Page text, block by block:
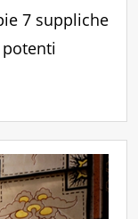
7 suppliche